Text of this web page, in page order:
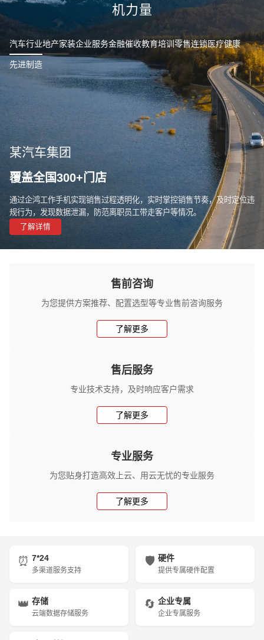
机力量
汽车行业地产家装企业服务金融催收教育培训零售连锁医疗健康
先进制造
某汽车集团
覆盖全国300+门店
通过企鸿工作手机实现销售过程透明化，实时掌控销售节奏，及时定位违
规行为，发现数据泄漏，防范离职员工带走客户等情况。
了解详情
售前咨询
为您提供方案推荐、配置选型等专业售前咨询服务
了解更多
售后服务
专业技术支持，及时响应客户需求
了解更多
专业服务
为您贴身打造高效上云、用云无忧的专业服务
了解更多
⏰ 7*24
多渠道服务支持
🛡️ 硬件
提供专属硬件配置
👑 存储
云端数据存储服务
🔄 企业专属
企业专属服务